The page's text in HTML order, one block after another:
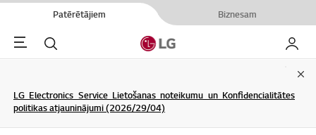
Patērētājiem Biznesam
Menu Meklēt Mans
LG Electronics Service Lietošanas noteikumu un Konfidencialitātes
politikas atjauninājumi (2026/29/04)